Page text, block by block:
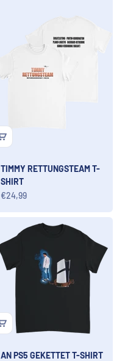
TIMMY RETTUNGSTEAM T-
SHIRT
Angebot
€24,99
AN PS5 GEKETTET T-SHIRT